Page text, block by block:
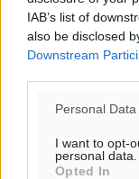
IAB’s list of
also be disclosed
Downstream
Personal
I want to opt-
personal data.
Opted In
πρόγνωση:
31°
ΣΑ
29°